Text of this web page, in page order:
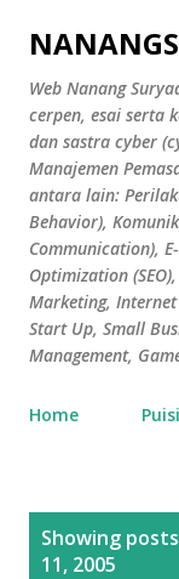
Web Nanang
cerpen, esai serta
dan sastra cyber
Manajemen
antara lain:
Behavior),
Communication),
Optimization
Marketing,
Start Up, Small
Management,
Home
Showing
11, 2005